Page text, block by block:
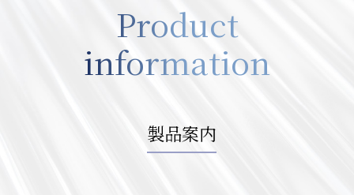
Product
information
製品案内